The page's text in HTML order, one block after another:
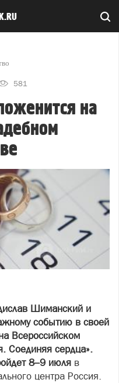
581
на
Шиманский и
событию в своей
Всероссийском
Соединяя сердца».
8–9 июля в
центра Россия.